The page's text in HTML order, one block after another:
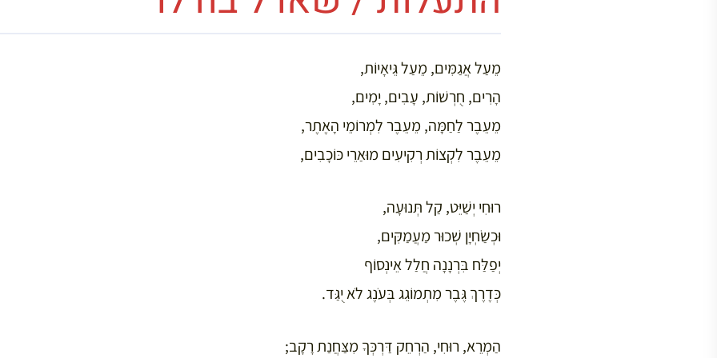
מֵעַל אֲגַמִּים, מֵעַל גֵּיאָיוֹת,
הָרִים, חֻרְשׁוֹת, עָבִים, יָמִים,
מֵעֵבֶר לַחַמָּה, מֵעֵבֶר לִמְרוֹמֵי הָאֶתֶר,
מֵעֵבֶר לִקְצוֹת רְקִיעִים מוּאַרֵי כּוֹכָבִים,
רוּחִי יְשַׁיֵּט, קַל תְּנוּעָה,
וּכְשַׂחְיָן שְׁכוּר מַעֲמַקִּים,
יְפַלַּח בִּרְנָנָה חֲלַל אֵינְסוֹף
כְּדֶרֶךְ גֶּבֶר מִתְמוֹגֵג בְּעֹנֶג לֹא יֻגַּד.
הַמְרֵא, רוּחִי, הַרְחֵק דַּרְכְּךָ מִצַּחֲנַת רָקָב;